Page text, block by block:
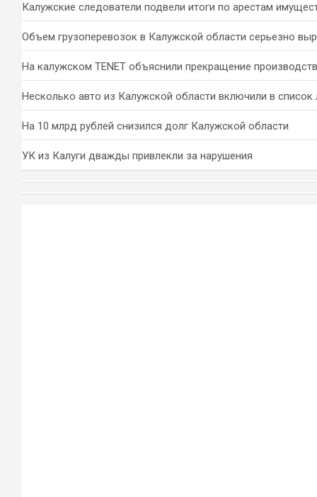
Калужские следователи подвели итоги по арестам
Объем грузоперевозок в Калужской области серьезно
На калужском TENET объяснили прекращение
Несколько авто из Калужской области включили в список
На 10 млрд рублей снизился долг Калужской области
УК из Калуги дважды привлекли за нарушения